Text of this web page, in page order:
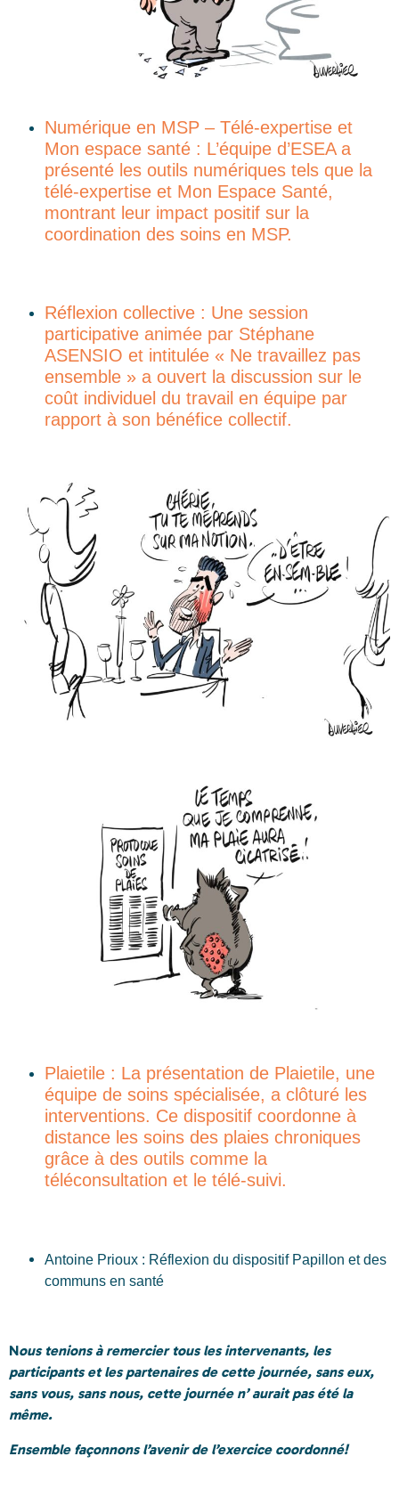
Numérique en MSP – Télé-expertise et
Mon espace santé : L’équipe d’ESEA a
présenté les outils numériques tels que la
télé-expertise et Mon Espace Santé,
montrant leur impact positif sur la
coordination des soins en MSP.
Réflexion collective : Une session
participative animée par Stéphane
ASENSIO et intitulée « Ne travaillez pas
ensemble » a ouvert la discussion sur le
coût individuel du travail en équipe par
rapport à son bénéfice collectif.
Plaietile : La présentation de Plaietile, une
équipe de soins spécialisée, a clôturé les
interventions. Ce dispositif coordonne à
distance les soins des plaies chroniques
grâce à des outils comme la
téléconsultation et le télé-suivi.
Antoine Prioux : Réflexion du dispositif Papillon et des
communs en santé
Nous tenions à remercier tous les intervenants, les
participants et les partenaires de cette journée, sans eux,
sans vous, sans nous, cette journée n’ aurait pas été la
même.
Ensemble façonnons l’avenir de l’exercice coordonné!